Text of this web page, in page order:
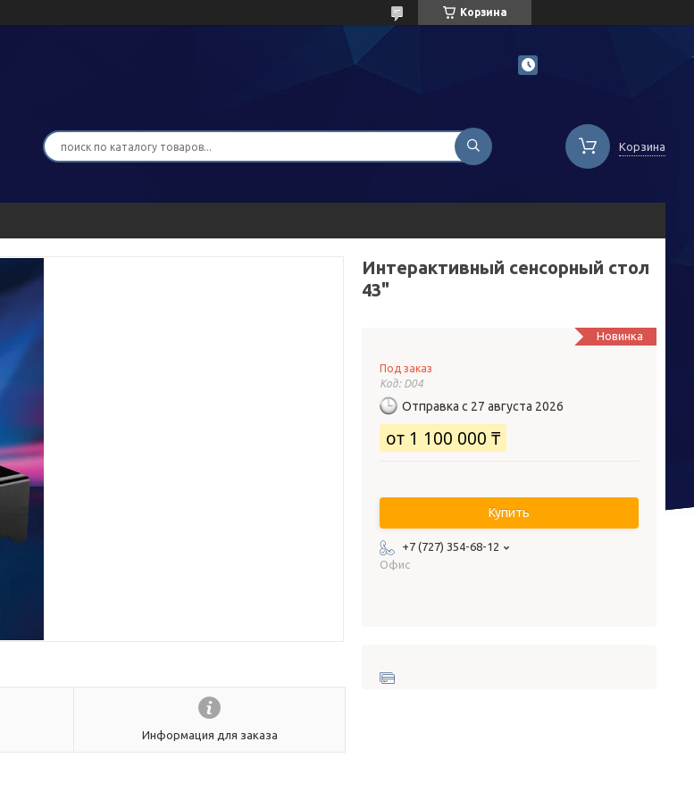
Корзина
Корзина
Информация для заказа
Интерактивный сенсорный стол
43"
Новинка
Под заказ
Код: D04
Отправка с 27 августа 2026
от 1 100 000 ₸
Купить
+7 (727) 354-68-12
Офис